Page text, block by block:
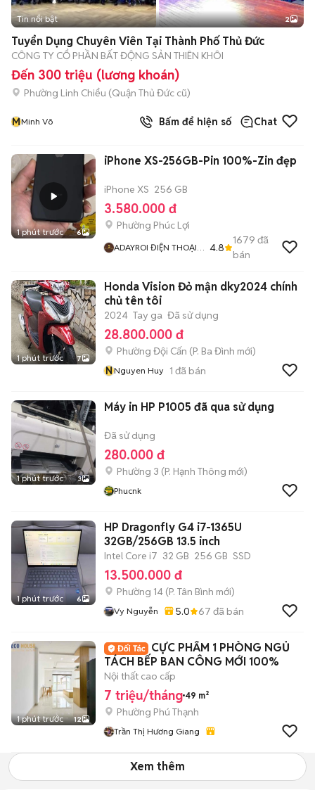
Tin nổi bật 2
Tuyển Dụng Chuyên Viên Tại Thành Phố Thủ Đức
CÔNG TY CỔ PHẦN BẤT ĐỘNG SẢN THIÊN KHÔI
Đến 300 triệu (lương khoán)
Phường Linh Chiểu (Quận Thủ Đức cũ)
MMinh Võ Bấm để hiện số Chat
1 phút trước 6
iPhone XS-256GB-Pin 100%-Zin đẹp
iPhone XS 256 GB
3.580.000 đ
Phường Phúc Lợi
ADAYROI ĐIỆN THOẠI
4.8
1679 đã
bán
1 phút trước 7
Honda Vision Đỏ mận dky2024 chính
chủ tên tôi
2024 Tay ga Đã sử dụng
28.800.000 đ
Phường Đội Cấn (P. Ba Đình mới)
NNguyen Huy 1 đã bán
1 phút trước 3
Máy in HP P1005 đã qua sử dụng
Đã sử dụng
280.000 đ
Phường 3 (P. Hạnh Thông mới)
Phucnk
1 phút trước 6
HP Dragonfly G4 i7-1365U
32GB/256GB 13.5 inch
Intel Core i7 32 GB 256 GB SSD
13.500.000 đ
Phường 14 (P. Tân Bình mới)
Vy Nguyễn 5.0 67 đã bán
1 phút trước 12
CỰC PHẨM 1 PHÒNG NGỦ
TÁCH BẾP BAN CÔNG MỚI 100%
Nội thất cao cấp
7 triệu/tháng 49 m²
Phường Phú Thạnh
Trần Thị Hương Giang
Xem thêm